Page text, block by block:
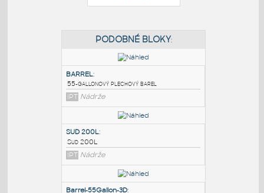
55-gallonový plechový barel